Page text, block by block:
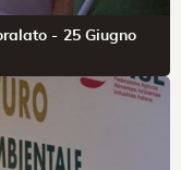
- 25 Giugno